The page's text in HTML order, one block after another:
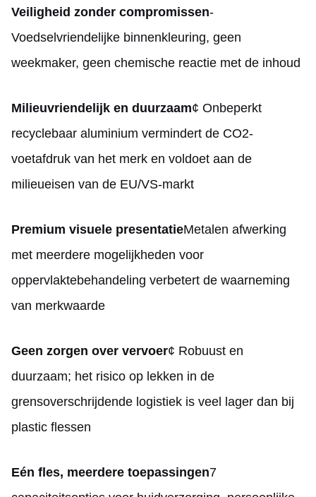
Veiligheid zonder compromissen-
Voedselvriendelijke binnenkleuring, geen
weekmaker, geen chemische reactie met de inhoud
Milieuvriendelijk en duurzaam¢ Onbeperkt
recyclebaar aluminium vermindert de CO2-
voetafdruk van het merk en voldoet aan de
milieueisen van de EU/VS-markt
Premium visuele presentatieMetalen afwerking
met meerdere mogelijkheden voor
oppervlaktebehandeling verbetert de waarneming
van merkwaarde
Geen zorgen over vervoer¢ Robuust en
duurzaam; het risico op lekken in de
grensoverschrijdende logistiek is veel lager dan bij
plastic flessen
Eén fles, meerdere toepassingen7